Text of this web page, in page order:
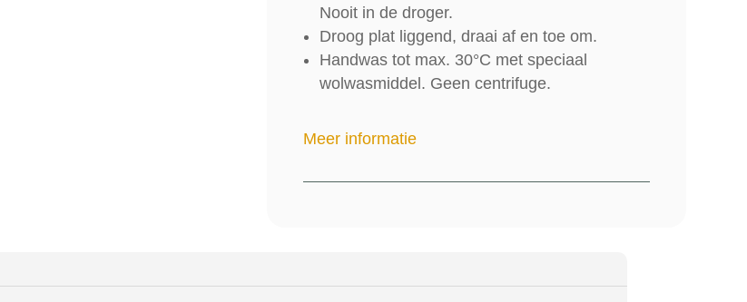
Nooit in de droger.
Droog plat liggend, draai af en toe om.
Handwas tot max. 30°C met speciaal
wolwasmiddel. Geen centrifuge.
Meer informatie